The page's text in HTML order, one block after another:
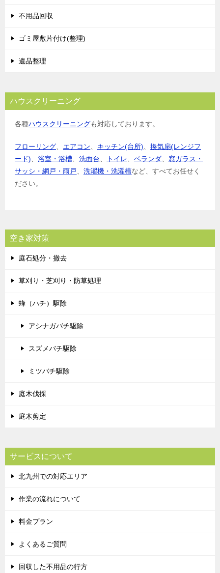
不用品回収
ゴミ屋敷片付け(整理)
遺品整理
ハウスクリーニング
各種ハウスクリーニングも対応しております。
フローリング エアコン キッチン(台所)
換気扇(レンジフ
ード)
浴室・浴槽 洗面台 トイレ ベランダ
窓ガラス・
サッシ・網戸・雨戸
洗濯機・洗濯槽など、すべてお任せく
ださい。
空き家対策
庭石処分・撤去
草刈り・芝刈り・防草処理
蜂（ハチ）駆除
アシナガバチ駆除
スズメバチ駆除
ミツバチ駆除
庭木伐採
庭木剪定
サービスについて
北九州での対応エリア
作業の流れについて
料金プラン
よくあるご質問
回収した不用品の行方